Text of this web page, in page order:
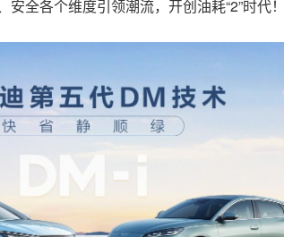
全各个维度引领潮流，开创油耗“2”时代